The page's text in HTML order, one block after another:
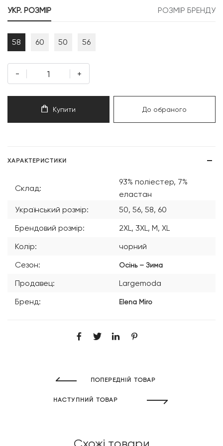
УКР. РОЗМІР РОЗМІР БРЕНДУ
58 60 50 56
- +
Купити До обраного
ХАРАКТЕРИСТИКИ
Склад:
93% поліестер, 7%
еластан
Український розмір:
50, 56, 58, 60
Брендовий розмір:
2XL, 3XL, M, XL
Колір:
чорний
Сезон:
Осінь – Зима
Продавец:
Largemoda
Бренд:
Elena Miro
ПОПЕРЕДНІЙ ТОВАР
НАСТУПНИЙ ТОВАР